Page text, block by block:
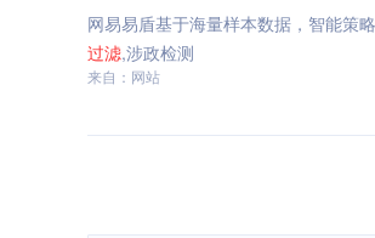
网易易盾基于海量样本数据，智能策
过滤,涉政检测
来自：网站